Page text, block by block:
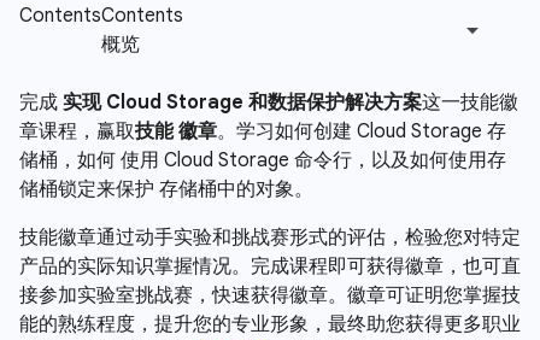
完成 实现 Cloud Storage 和数据保护解决方案这一技能徽
章课程，赢取技能 徽章。学习如何创建 Cloud Storage 存
储桶，如何 使用 Cloud Storage 命令行，以及如何使用存
储桶锁定来保护 存储桶中的对象。
技能徽章通过动手实验和挑战赛形式的评估，检验您对特定
产品的实际知识掌握情况。完成课程即可获得徽章，也可直
接参加实验室挑战赛，快速获得徽章。徽章可证明您掌握技
能的熟练程度，提升您的专业形象，最终助您获得更多职业